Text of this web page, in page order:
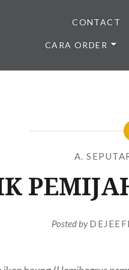
IKAN
CONTACT
CARA ORDER
A.
Posted by